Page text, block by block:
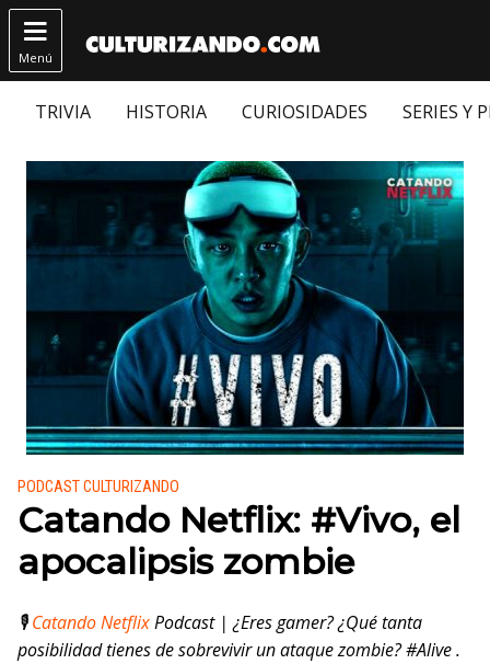

Menú
TRIVIA HISTORIA CURIOSIDADES SERIES Y
Publicado en:
PODCAST CULTURIZANDO
Catando Netflix: #Vivo, el
apocalipsis zombie
🎙️Catando NetflixPodcast | ¿Eres gamer? ¿Qué tanta
posibilidad tienes de sobrevivir un ataque zombie? #Alive .